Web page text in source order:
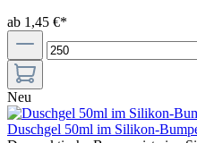
ab 1,45 €*
Neu
Duschgel 50ml im Silikon-